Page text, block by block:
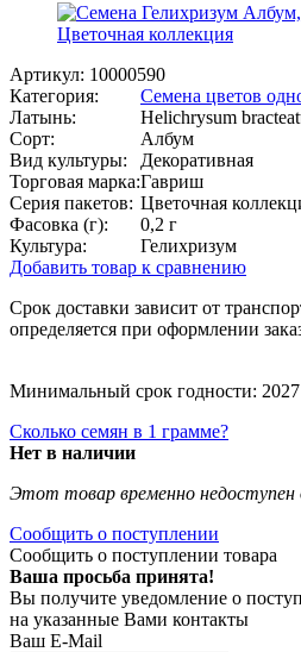
Артикул: 10000590
Категория:
Семена цветов
Латынь:
Helichrysum
Сорт:
Албум
Вид культуры:
Декоративная
Торговая марка:Гавриш
Серия пакетов: Цветочная
Фасовка (г):
0,2 г
Культура:
Гелихризум
Добавить товар к сравнению
Срок доставки зависит от
определяется при оформлении
Минимальный срок годности: 2027
Сколько семян в 1 грамме?
Нет в наличии
Этот товар временно недоступен
Сообщить о поступлении
Сообщить о поступлении товара
Ваша просьба принята!
Вы получите уведомление о
на указанные Вами контакты
Ваш E-Mail